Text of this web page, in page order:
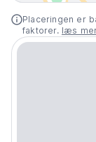
Placeringen er
faktorer. læs